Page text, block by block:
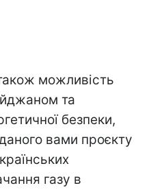
можливість
та
безпеки,
вами проєкту
газу в